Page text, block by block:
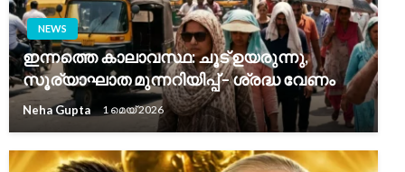
NEWS
ഇന്നത്തെ കാലാവസ്ഥ: ചൂട് ഉയരുന്നു,
സൂര്യാഘാത മുന്നറിയിപ്പ് – ശ്രദ്ധ വേണം
Neha Gupta 1 മെയ്‌ 2026